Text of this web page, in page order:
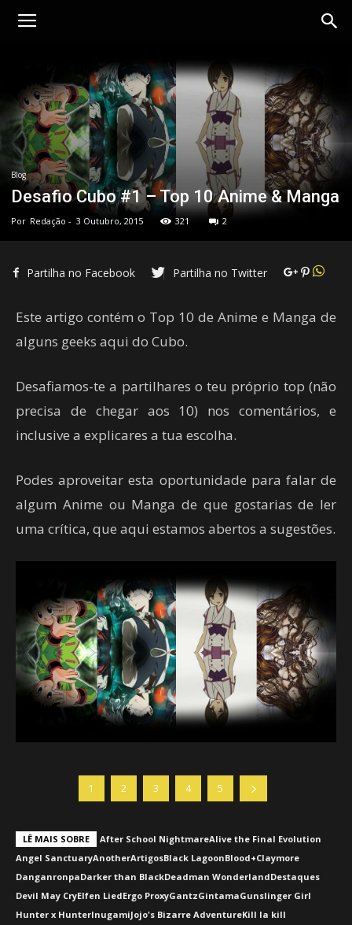
Blog
Desafio Cubo #1 – Top 10 Anime & Manga
Por Redação - 3 Outubro, 2015 321 2
Partilha no Facebook Partilha no Twitter
Este artigo contém o Top 10 de Anime e Manga de
alguns geeks aqui do Cubo.
Desafiamos-te a partilhares o teu próprio top (não
precisa de chegar aos 10) nos comentários, e
inclusive a explicares a tua escolha.
Podes aproveitar esta oportunidade para falar de
algum Anime ou Manga de que gostarias de ler
uma crítica, que aqui estamos abertos a sugestões.
1 2 3 4 5
LÊ MAIS SOBRE After School NightmareAlive the Final Evolution
Angel SanctuaryAnotherArtigosBlack LagoonBlood+Claymore
DanganronpaDarker than BlackDeadman WonderlandDestaques
Devil May CryElfen LiedErgo ProxyGantzGintamaGunslinger Girl
Hunter x HunterInugamiJojo's Bizarre AdventureKill la kill